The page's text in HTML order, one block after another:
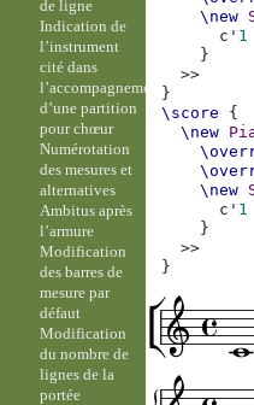
\new
c' 1
}
>>
}
\score
{
\new
\new
c' 1
}
>>
}
de ligne
Indication de
l’instrument
cité dans
l’accompagnement
d’une partition
pour chœur
Numérotation
des mesures et
alternatives
Ambitus après
l’armure
Modification
des barres de
mesure par
défaut
Modification
du nombre de
lignes de la
portée